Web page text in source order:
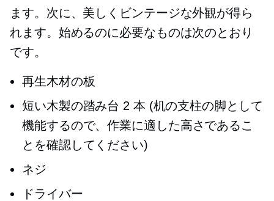
ます。次に、美しくビンテージな外観が得ら
れます。始めるのに必要なものは次のとおり
です。
再生木材の板
短い木製の踏み台 2 本 (机の支柱の脚として
機能するので、作業に適した高さであるこ
とを確認してください)
ネジ
ドライバー